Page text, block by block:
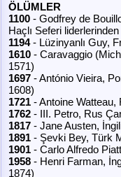
ÖLÜMLER
1100 - Godfrey de
Haçlı Seferi
1194- Lüzinyanlı Guy,
1610 - Caravaggio
1571)
1697 - António Vieira,
1608)
1721 - Antoine Watteau,
1762 - III. Petro, Rus
1817 - Jane Austen,
1891 - Şevki Bey, Türk
1901 - Carlo Alfredo
1958 - Henri Farman,
1874)